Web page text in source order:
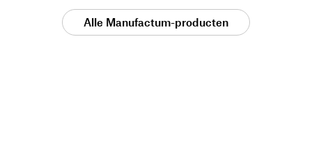
Alle Manufactum-producten